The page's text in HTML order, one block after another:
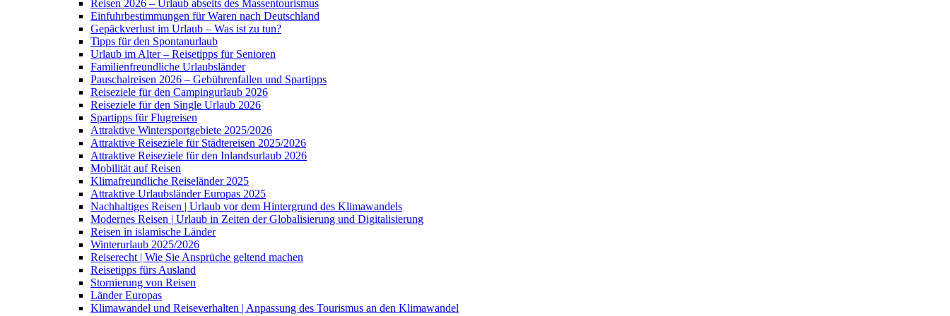
Reisen 2026 – Urlaub abseits des Massentourismus
Einfuhrbestimmungen für Waren nach Deutschland
Gepäckverlust im Urlaub – Was ist zu tun?
Tipps für den Spontanurlaub
Urlaub im Alter – Reisetipps für Senioren
Familienfreundliche Urlaubsländer
Pauschalreisen 2026 – Gebührenfallen und Spartipps
Reiseziele für den Campingurlaub 2026
Reiseziele für den Single Urlaub 2026
Spartipps für Flugreisen
Attraktive Wintersportgebiete 2025/2026
Attraktive Reiseziele für Städtereisen 2025/2026
Attraktive Reiseziele für den Inlandsurlaub 2026
Mobilität auf Reisen
Klimafreundliche Reiseländer 2025
Attraktive Urlaubsländer Europas 2025
Nachhaltiges Reisen | Urlaub vor dem Hintergrund des Klimawandels
Modernes Reisen | Urlaub in Zeiten der Globalisierung und Digitalisierung
Reisen in islamische Länder
Winterurlaub 2025/2026
Reiserecht | Wie Sie Ansprüche geltend machen
Reisetipps fürs Ausland
Stornierung von Reisen
Länder Europas
Klimawandel und Reiseverhalten | Anpassung des Tourismus an den Klimawandel